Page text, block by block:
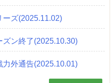
ーズ(2025.11.02)
ズン終了(2025.10.30)
外通告(2025.10.01)